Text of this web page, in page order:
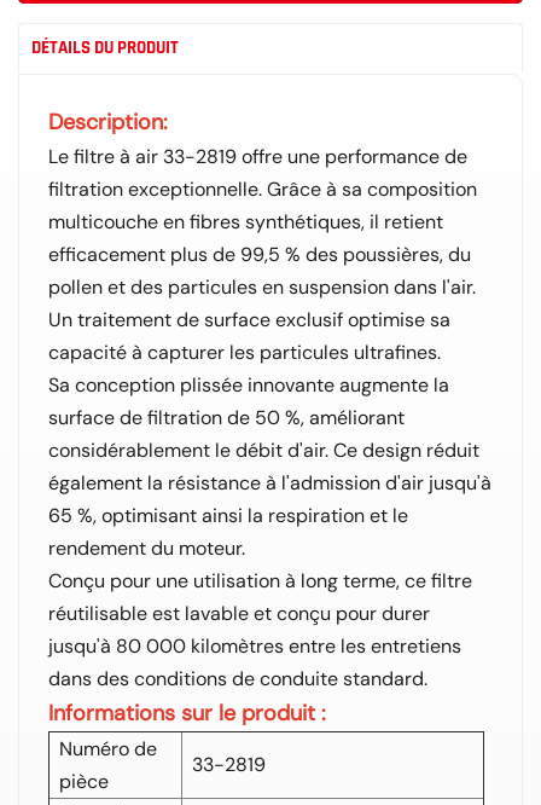
DÉTAILS DU PRODUIT
Description:
Le filtre à air 33-2819 offre une performance de
filtration exceptionnelle. Grâce à sa composition
multicouche en fibres synthétiques, il retient
efficacement plus de 99,5 % des poussières, du
pollen et des particules en suspension dans l'air.
Un traitement de surface exclusif optimise sa
capacité à capturer les particules ultrafines.
Sa conception plissée innovante augmente la
surface de filtration de 50 %, améliorant
considérablement le débit d'air. Ce design réduit
également la résistance à l'admission d'air jusqu'à
65 %, optimisant ainsi la respiration et le
rendement du moteur.
Conçu pour une utilisation à long terme, ce filtre
réutilisable est lavable et conçu pour durer
jusqu'à 80 000 kilomètres entre les entretiens
dans des conditions de conduite standard.
Informations sur le produit :
Numéro de
pièce
33-2819